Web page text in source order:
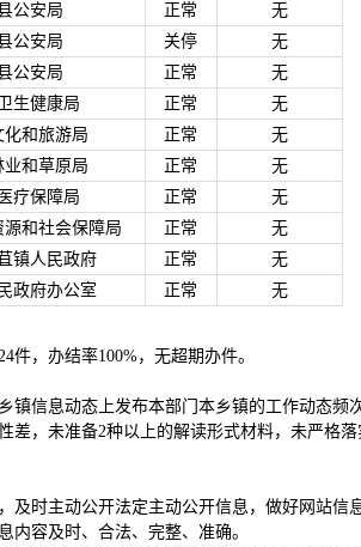
公安局 正常
无
公安局 关停
无
公安局 正常
无
生健康局 正常
无
化和旅游局 正常
无
业和草原局 正常
无
疗保障局 正常
无
和社会保障局 正常
无
镇人民政府 正常
无
政府办公室 正常 无
件，办结率100%，无超期办件。
信息动态上发布本部门本乡镇的工作动态频
差，未准备2种以上的解读形式材料，未严格
及时主动公开法定主动公开信息，做好网站信
容及时、合法、完整、准确。